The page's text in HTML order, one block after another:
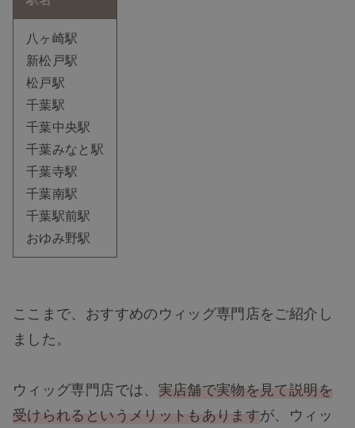
八ヶ崎駅
新松戸駅
松戸駅
千葉駅
千葉中央駅
千葉みなと駅
千葉寺駅
千葉南駅
千葉駅前駅
おゆみ野駅
ここまで、おすすめのウィッグ専門店をご紹介し
ました。
ウィッグ専門店では、 実店舗で実物を見て説明を
受けられるというメリットもありますが、ウィッ